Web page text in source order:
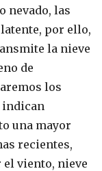
nevado, las
por ello,
la nieve
de
los
indican
una mayor
recientes,
viento, nieve